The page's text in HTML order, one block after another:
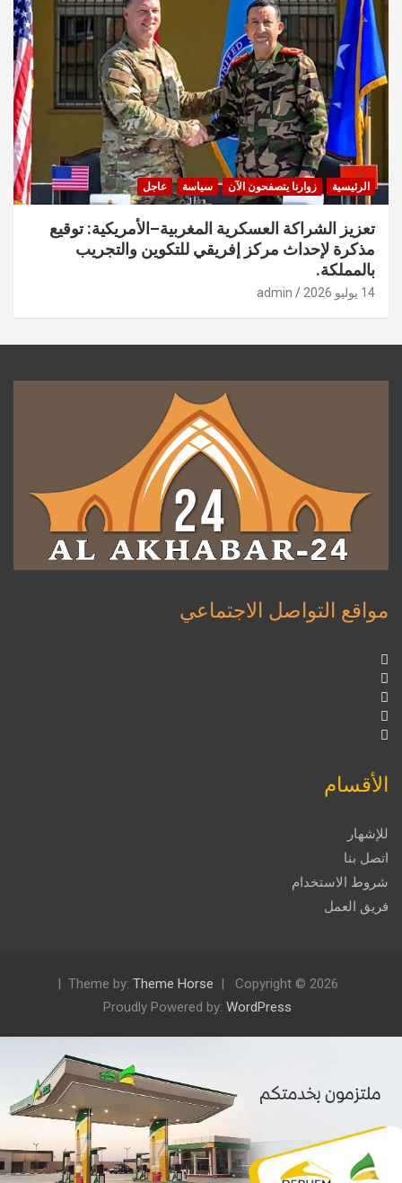
الرئيسية زوارنا يتصفحون الآن سياسة عاجل
تعزيز الشراكة العسكرية المغربية–الأمريكية: توقيع
مذكرة لإحداث مركز إفريقي للتكوين والتجريب
بالمملكة.
14 يوليو 2026 admin
مواقع التواصل الاجتماعي
الأقسام
للإشهار
اتصل بنا
شروط الاستخدام
فريق العمل
Copyright © 2026
Theme by: Theme Horse
Proudly Powered by: WordPress